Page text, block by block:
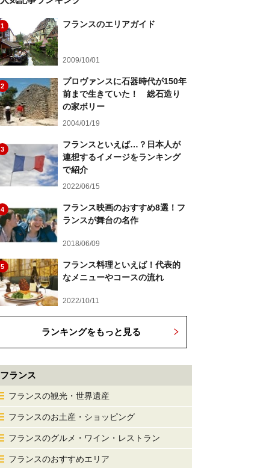
1 フランスのエリアガイド
2009/10/01
2
プロヴァンスに石器時代が150年
前まで生きていた！ 総石造り
の家ボリー
2004/01/19
3
フランスといえば…？日本人が
連想するイメージをランキング
で紹介
2022/06/15
4
フランス映画のおすすめ8選！フ
ランスが舞台の名作
2018/06/09
5
フランス料理といえば！代表的
なメニューやコースの流れ
2022/10/11
ランキングをもっと見る
フランス
フランスの観光・世界遺産
フランスのお土産・ショッピング
フランスのグルメ・ワイン・レストラン
フランスのおすすめエリア